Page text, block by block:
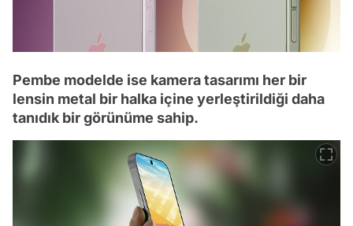
Pembe modelde ise kamera tasarımı her bir
lensin metal bir halka içine yerleştirildiği daha
tanıdık bir görünüme sahip.